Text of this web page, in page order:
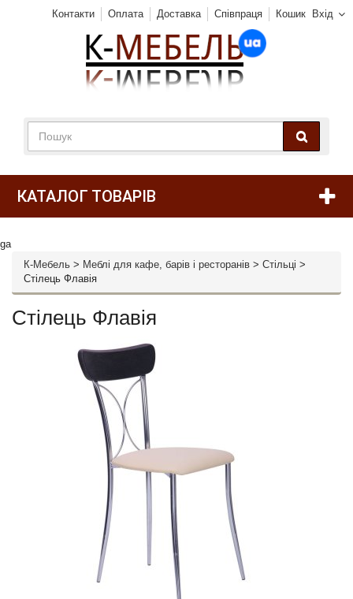
Вхід
Контакти Оплата Доставка Співпраця Кошик
КАТАЛОГ ТОВАРІВ
ga
К-Мебель > Меблі для кафе, барів і ресторанів > Стільці >
Стілець Флавія
Стілець Флавія